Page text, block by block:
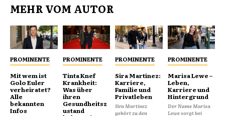
MEHR VOM AUTOR
PROMINENTE
Mit wem ist
Golo Euler
verheiratet?
Alle
bekannten
Infos
PROMINENTE
Tinta Knef
Krankheit:
Was über
ihren
Gesundheitsz
ustand
PROMINENTE
Sira Martínez:
Karriere,
Familie und
Privatleben
Sira Martínez
gehört zu den
PROMINENTE
Marisa Lewe –
Leben,
Karriere und
Hintergrund
Der Name Marisa
Lewe sorgt bei